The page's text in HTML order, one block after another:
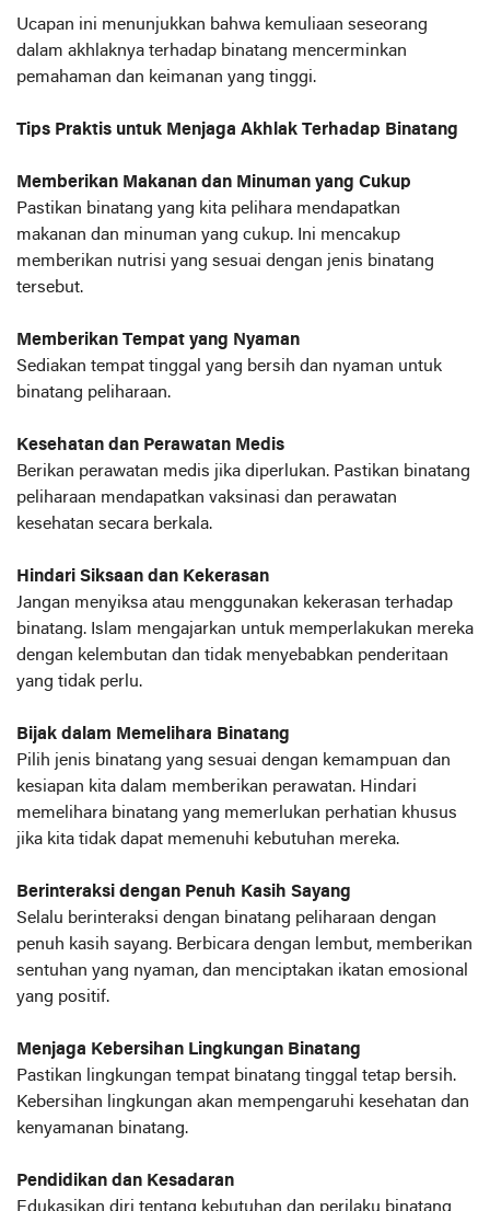
Ucapan ini menunjukkan bahwa kemuliaan seseorang
dalam akhlaknya terhadap binatang mencerminkan
pemahaman dan keimanan yang tinggi.
Tips Praktis untuk Menjaga Akhlak Terhadap Binatang
Memberikan Makanan dan Minuman yang Cukup
Pastikan binatang yang kita pelihara mendapatkan
makanan dan minuman yang cukup. Ini mencakup
memberikan nutrisi yang sesuai dengan jenis binatang
tersebut.
Memberikan Tempat yang Nyaman
Sediakan tempat tinggal yang bersih dan nyaman untuk
binatang peliharaan.
Kesehatan dan Perawatan Medis
Berikan perawatan medis jika diperlukan. Pastikan binatang
peliharaan mendapatkan vaksinasi dan perawatan
kesehatan secara berkala.
Hindari Siksaan dan Kekerasan
Jangan menyiksa atau menggunakan kekerasan terhadap
binatang. Islam mengajarkan untuk memperlakukan mereka
dengan kelembutan dan tidak menyebabkan penderitaan
yang tidak perlu.
Bijak dalam Memelihara Binatang
Pilih jenis binatang yang sesuai dengan kemampuan dan
kesiapan kita dalam memberikan perawatan. Hindari
memelihara binatang yang memerlukan perhatian khusus
jika kita tidak dapat memenuhi kebutuhan mereka.
Berinteraksi dengan Penuh Kasih Sayang
Selalu berinteraksi dengan binatang peliharaan dengan
penuh kasih sayang. Berbicara dengan lembut, memberikan
sentuhan yang nyaman, dan menciptakan ikatan emosional
yang positif.
Menjaga Kebersihan Lingkungan Binatang
Pastikan lingkungan tempat binatang tinggal tetap bersih.
Kebersihan lingkungan akan mempengaruhi kesehatan dan
kenyamanan binatang.
Pendidikan dan Kesadaran
Edukasikan diri tentang kebutuhan dan perilaku binatang